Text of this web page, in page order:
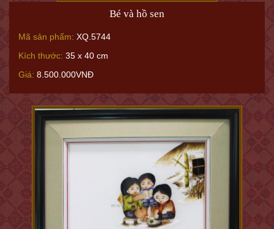
Bé và hồ sen
Mã sản phẩm: XQ.5744
Kích thước: 35 x 40 cm
Giá: 8.500.000VNĐ